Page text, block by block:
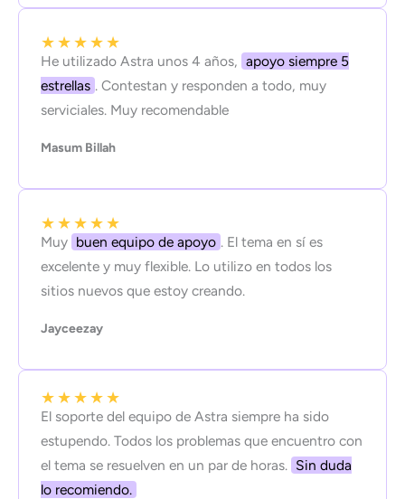
★★★★★
He utilizado Astra unos 4 años, apoyo siempre 5
estrellas . Contestan y responden a todo, muy
serviciales. Muy recomendable
Masum Billah
★★★★★
Muy buen equipo de apoyo . El tema en sí es
excelente y muy flexible. Lo utilizo en todos los
sitios nuevos que estoy creando.
Jayceezay
★★★★★
El soporte del equipo de Astra siempre ha sido
estupendo. Todos los problemas que encuentro con
el tema se resuelven en un par de horas. Sin duda
lo recomiendo.